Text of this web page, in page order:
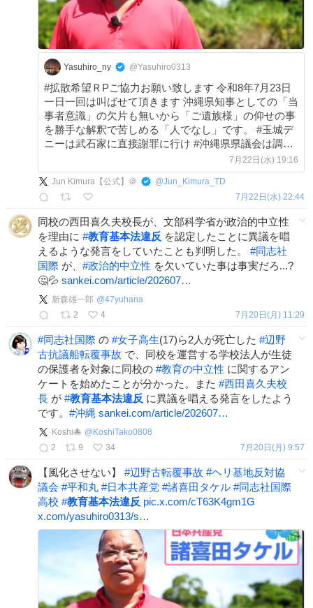
Yasuhiro_ny @Yasuhiro0313
#拡散希望ＲPご協力お願い致します 令和8年7月23日
一日一回は叫ばせて頂きます 沖縄県知事としての「当
事者意識」の欠片も無いから「ご遺族様」の仰せの事
を勝手な解釈で苦しめる「人でなし」です。 #玉城デ
ニーは武石家に直接謝罪に行け #沖縄県県議会は調査
特別委員会を無条件で設置せよ x.com/sxzBST/status/
…
7月22日(水) 19:16
Jun Kimura【公式】🍪 @Jun_Kimura_TD
7月22日(水) 22:44
同校の西田喜久夫校長が、文部科学省が政治的中立性
を理由に #教育基本法違反 を認定したことに異議を唱
えるような発言をしていたことも判明した。 #同志社
国際 が、 #政治的中立性 を欠いていた事は事実だろ...?
🤔💦 sankei.com/article/202607…
新森雄一郎 @47yuhana
2
4 7月20日(月) 11:29
#同志社国際 の #女子高生(17)ら2人が死亡した #辺野
古抗議船転覆事故 で、同校を運営する学校法人が生徒
の保護者を対象に同校の #教育の中立性 に関するアン
ケートを始めたことが分かった。また #西田喜久夫校
長 が #教育基本法違反 に異議を唱える発言をしたよう
です。 #沖縄 sankei.com/article/202607…
Koshi🐙 @ KoshiTako0808
2
9 34 7月20日(月) 9:57
【風化させない】 #辺野古転覆事故 #ヘリ基地反対協
議会 #平和丸 #日本共産党 #諸喜田タケル #同志社国際
高校 #教育基本法違反 pic.x.com/cT63K4gm1G
x.com/yasuhiro0313/s…